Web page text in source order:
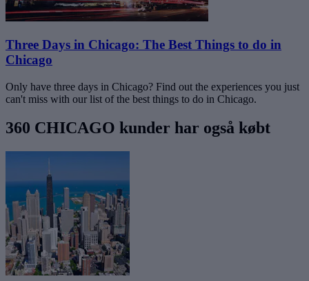
Three Days in Chicago: The Best Things to do in
Chicago
Only have three days in Chicago? Find out the experiences you just
can't miss with our list of the best things to do in Chicago.
360 CHICAGO kunder har også købt